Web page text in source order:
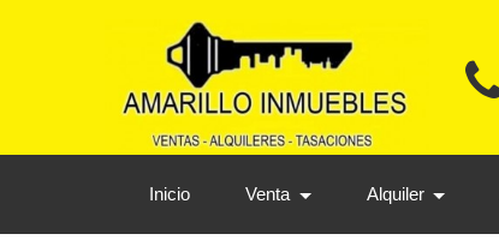
Inicio Venta Alquiler